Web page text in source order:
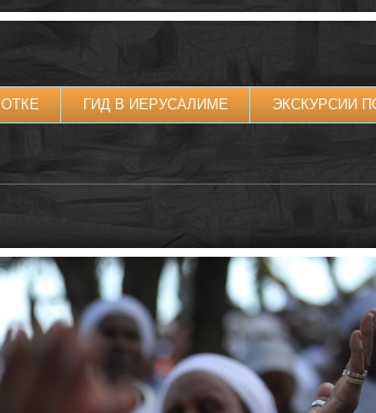
ГИД В ИЕРУСАЛИМЕ ЭКСКУРСИИ